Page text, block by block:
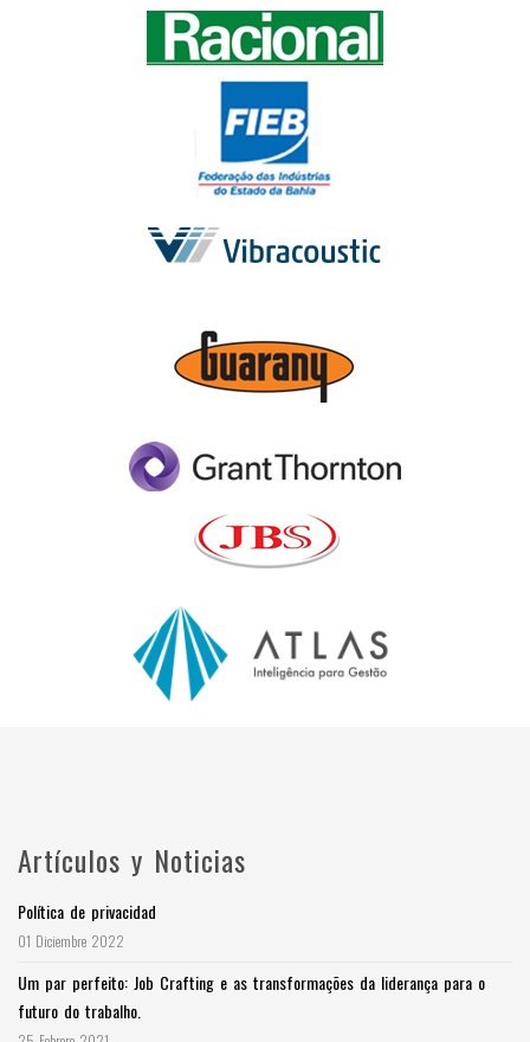
Artículos y Noticias
Política de privacidad
01 Diciembre 2022
Um par perfeito: Job Crafting e as transformações da liderança para o
futuro do trabalho.